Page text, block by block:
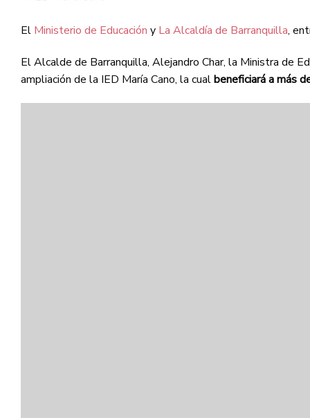
El Ministerio de Educación y La Alcaldía de Barranquilla,
El Alcalde de Barranquilla, Alejandro Char, la Ministra de
ampliación de la IED María Cano, la cualbeneficiará a más